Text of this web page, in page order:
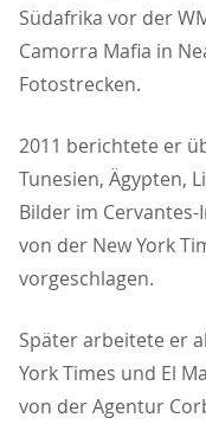
Südafrika vor der
Camorra Mafia in
Fotostrecken.
2011 berichtete er
Tunesien, Ägypten,
Bilder im
von der New York
vorgeschlagen.
Später arbeitete er
York Times und El
von der Agentur